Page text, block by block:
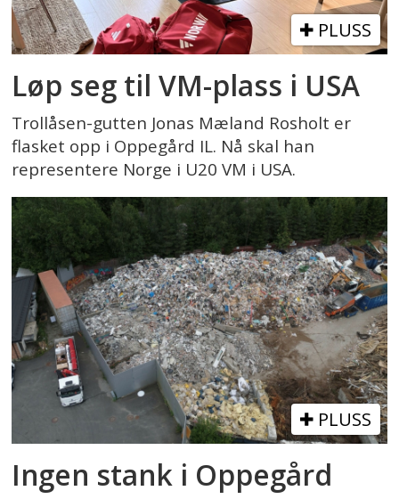
PLUSS
Løp seg til VM-plass i USA
Trollåsen-gutten Jonas Mæland Rosholt er
flasket opp i Oppegård IL. Nå skal han
representere Norge i U20 VM i USA.
PLUSS
Ingen stank i Oppegård